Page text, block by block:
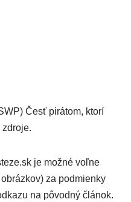
Česť pirátom, ktorí
zdroje.
je možné voľne
za podmienky
na pôvodný článok.